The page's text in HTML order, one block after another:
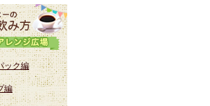
ック編
編